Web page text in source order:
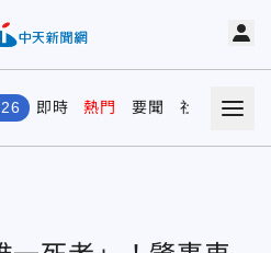
即時 熱門 要聞 社會 娛樂